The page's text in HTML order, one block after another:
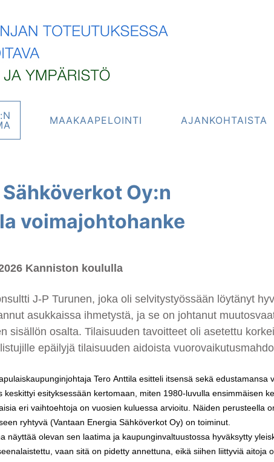
MAAKAAPELOINTI AJANKOHTAISTA
Oy:n
voimajohtohanke
Kanniston koululla
J-P Turunen, joka oli selvitystyössään löytänyt
asukkaissa ihmetystä, ja se on johtanut
sisällön osalta. Tilaisuuden tavoitteet oli asetettu
epäilyjä tilaisuuden aidoista
Tero Anttila esitteli itsensä sekä edustamansa
esityksessään kertomaan, miten 1980-luvulla ensimmäisen
eri vaihtoehtoja on vuosien kuluessa arvioitu. Näiden perusteella
ryhtyvä (Vantaan Energia Sähköverkot Oy) on toiminut.
näyttää olevan sen laatima ja kaupunginvaltuustossa hyväksytty
vaan sitä on pidetty annettuna, eikä siihen liittyviä aitoja